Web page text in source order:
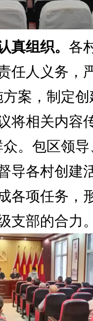
真组织。 各
任人义务，
案，制定
将相关内容
。包区领
导各村创建
各项任务，
支部的合力